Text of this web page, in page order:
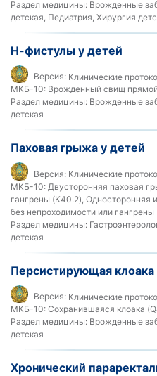
Раздел медицины: Врожденные
детская, Педиатрия, Хирургия
Н-фистулы у детей
Версия: Клинические
МКБ-10: Врожденный свищ
Раздел медицины: Врожденные
детская
Паховая грыжа у детей
Версия: Клинические
МКБ-10: Двусторонняя паховая
гангрены (K40.2), Односторонняя
без непроходимости или гангрены
Раздел медицины:
детская
Персистирующая клоака
Версия: Клинические
МКБ-10: Сохранившаяся клоака
Раздел медицины: Врожденные
детская
Хронический